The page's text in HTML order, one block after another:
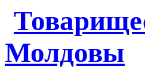
Молдовы